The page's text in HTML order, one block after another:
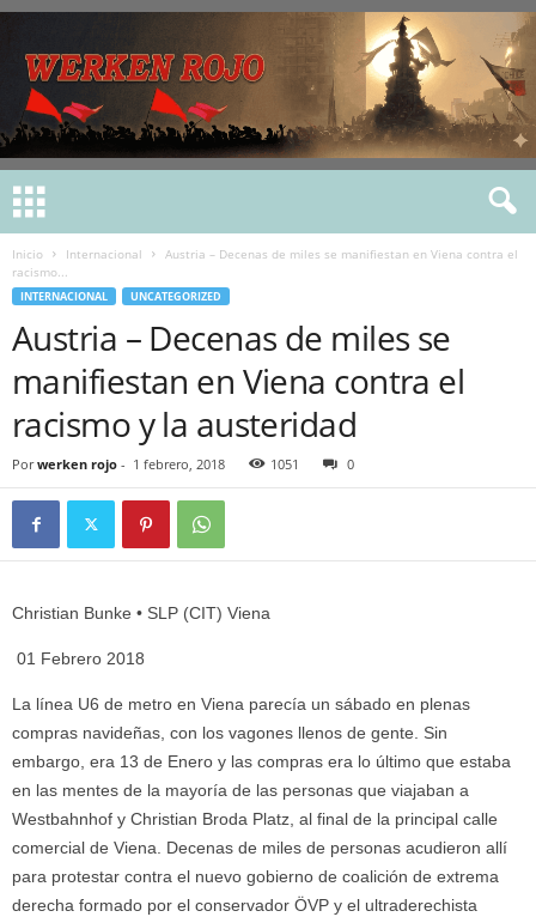
Inicio Internacional
Austria – Decenas de miles se manifiestan en Viena contra el
racismo...
INTERNACIONAL UNCATEGORIZED
Austria – Decenas de miles se
manifiestan en Viena contra el
racismo y la austeridad
Por werken rojo - 1 febrero, 2018 1051 0
Christian Bunke • SLP (CIT) Viena
01 Febrero 2018
La línea U6 de metro en Viena parecía un sábado en plenas
compras navideñas, con los vagones llenos de gente. Sin
embargo, era 13 de Enero y las compras era lo último que estaba
en las mentes de la mayoría de las personas que viajaban a
Westbahnhof y Christian Broda Platz, al final de la principal calle
comercial de Viena. Decenas de miles de personas acudieron allí
para protestar contra el nuevo gobierno de coalición de extrema
derecha formado por el conservador ÖVP y el ultraderechista